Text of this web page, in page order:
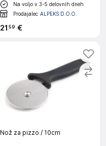
Na voljo v 3-5 delovnih dneh
Prodajalec ALPEKS D.O.O.
21 59 €
Nož za pizzo / 10cm